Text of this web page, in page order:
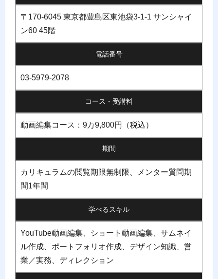
〒170-6045 東京都豊島区東池袋3-1-1 サンシャイ
ン60 45階
電話番号
03-5979-2078
コース・受講料
動画編集コース：9万9,800円（税込）
期間
カリキュラムの閲覧期限無制限、メンター質問期
間1年間
学べるスキル
YouTube動画編集、ショート動画編集、サムネイ
ル作成、ポートフォリオ作成、デザイン知識、営
業／実務、ディレクション